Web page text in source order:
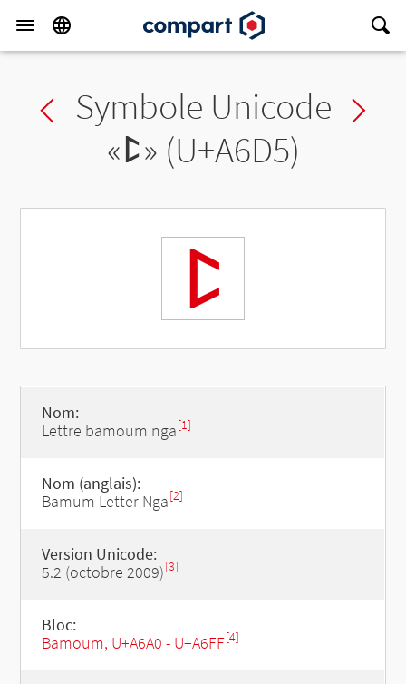
Previous char
Symbole Unicode
«ꛕ» (U+A6D5)
ꛕ
Nom:
Lettre bamoum nga[1]
Nom (anglais):
Bamum Letter Nga[2]
Version Unicode:
5.2 (octobre 2009)[3]
Bloc:
Bamoum, U+A6A0 - U+A6FF[4]